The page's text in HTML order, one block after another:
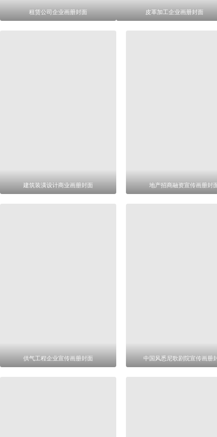
租赁公司企业画册封面 皮革加工企业画册封面
建筑装潢设计商业画册封面 地产招商融资宣传画册封
供气工程企业宣传画册封面 中国风悉尼歌剧院宣传画册